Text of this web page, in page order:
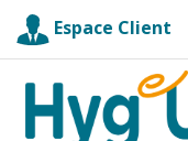
Espace Client